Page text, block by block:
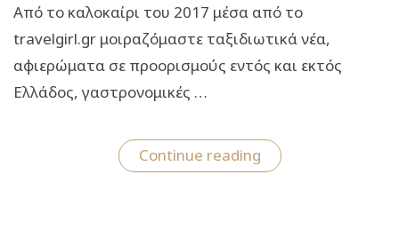
Από το καλοκαίρι του 2017 μέσα από το
travelgirl.gr μοιραζόμαστε ταξιδιωτικά νέα,
αφιερώματα σε προορισμούς εντός και εκτός
Ελλάδος, γαστρονομικές …
Continue reading““Ν
Τουρισμός”: